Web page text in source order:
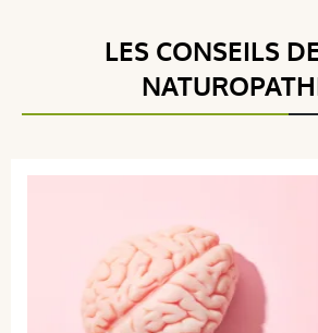
4 étoiles
3 étoiles
Trier l'affichage des avis
LES CONSEILS